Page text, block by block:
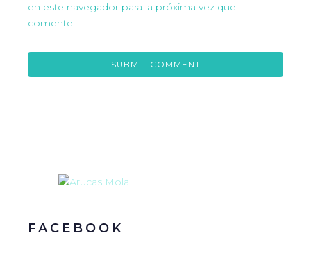
en este navegador para la próxima vez que
comente.
FACEBOOK